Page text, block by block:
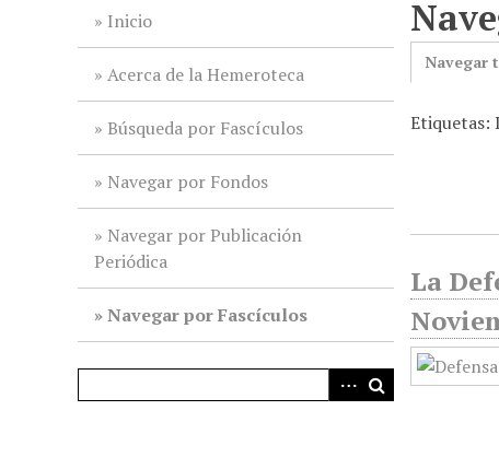
Inicio
Acerca de la Hemeroteca
Búsqueda por Fascículos
Navegar por Fondos
Navegar por Publicación
Periódica
Navegar por Fascículos
Navegar
Etiquetas:
La